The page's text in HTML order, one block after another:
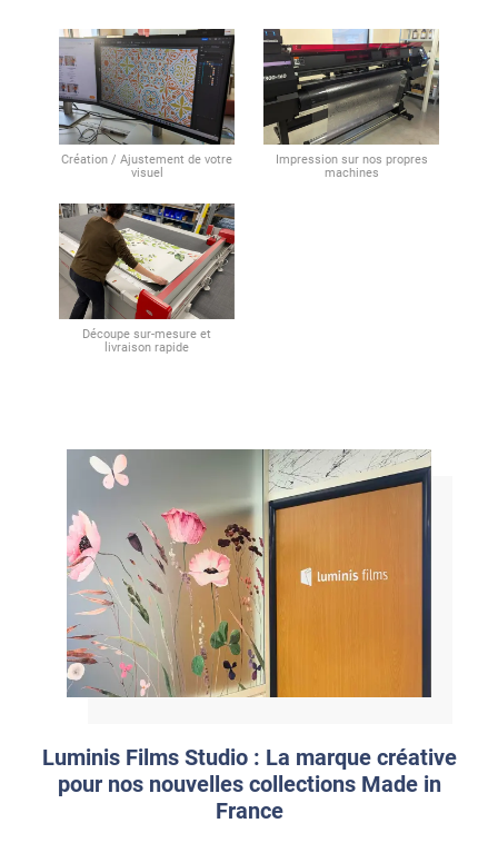
Création / Ajustement de votre
visuel
Impression sur nos propres
machines
Découpe sur-mesure et
livraison rapide
Luminis Films Studio : La marque créative
pour nos nouvelles collections Made in
France